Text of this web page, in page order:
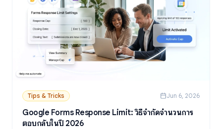
Tips & Tricks Jun 6, 2026
Google Forms Response Limit: วิธีจำกัดจำนวนการ
ตอบกลับในปี 2026